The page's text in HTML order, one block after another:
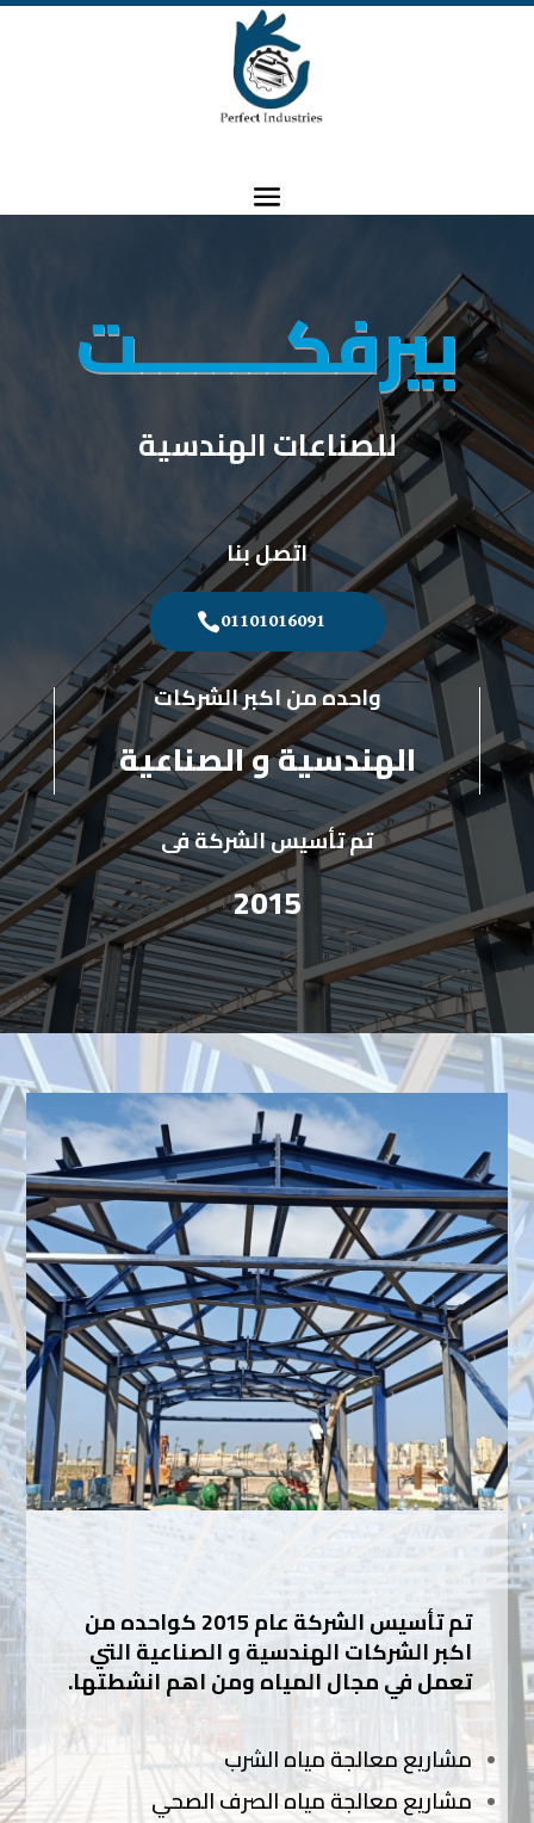
بيرفكــــــــت
للصناعات الهندسية
اتصل بنا
01101016091
واحده من اكبر الشركات
الهندسية و الصناعية
تم تأسيس الشركة فى
2015
تم تأسيس الشركة عام 2015 كواحده من
اكبر الشركات الهندسية و الصناعية التي
تعمل في مجال المياه ومن اهم انشطتها.
​مشاريع معالجة مياه الشرب
مشاريع معالجة مياه الصرف الصحي